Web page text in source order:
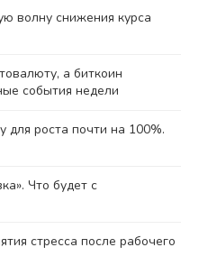
волну снижения курса
а биткоин
события недели
для роста почти на 100%.
Что будет с
стресса после рабочего